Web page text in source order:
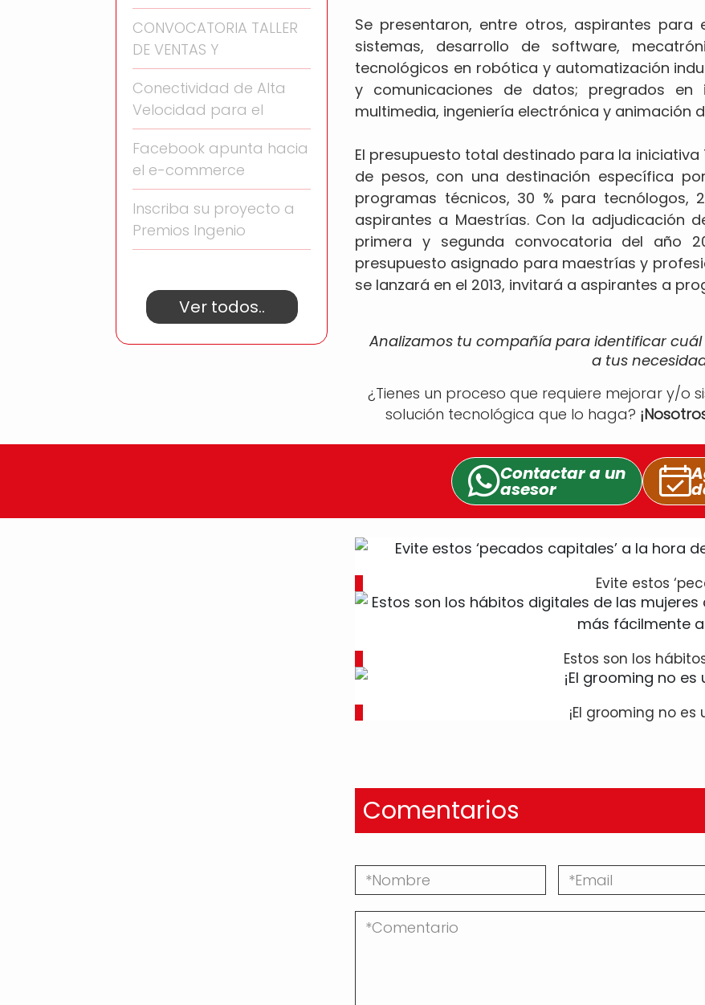
CONVOCATORIA TALLER
DE VENTAS Y
Conectividad de Alta
Velocidad para el
Facebook apunta hacia
el e-commerce
Inscriba su proyecto a
Premios Ingenio
Ver todos..
Se presentaron, entre otros, aspirantes
sistemas, desarrollo de software,
tecnológicos en robótica y automatización
y comunicaciones de datos; pregrados en
multimedia, ingeniería electrónica y animación
El presupuesto total destinado para la iniciativa
de pesos, con una destinación específica
programas técnicos, 30 % para tecnólogos,
aspirantes a Maestrías. Con la adjudicación
primera y segunda convocatoria del año
presupuesto asignado para maestrías y
se lanzará en el 2013, invitará a aspirantes a
Analizamos tu compañía para identificar
a tus
¿Tienes un proceso que requiere mejorar y/o
solución tecnológica que lo haga?
Contactar a un
asesor
Evite estos
Estos son los
¡El grooming no es
Comentarios